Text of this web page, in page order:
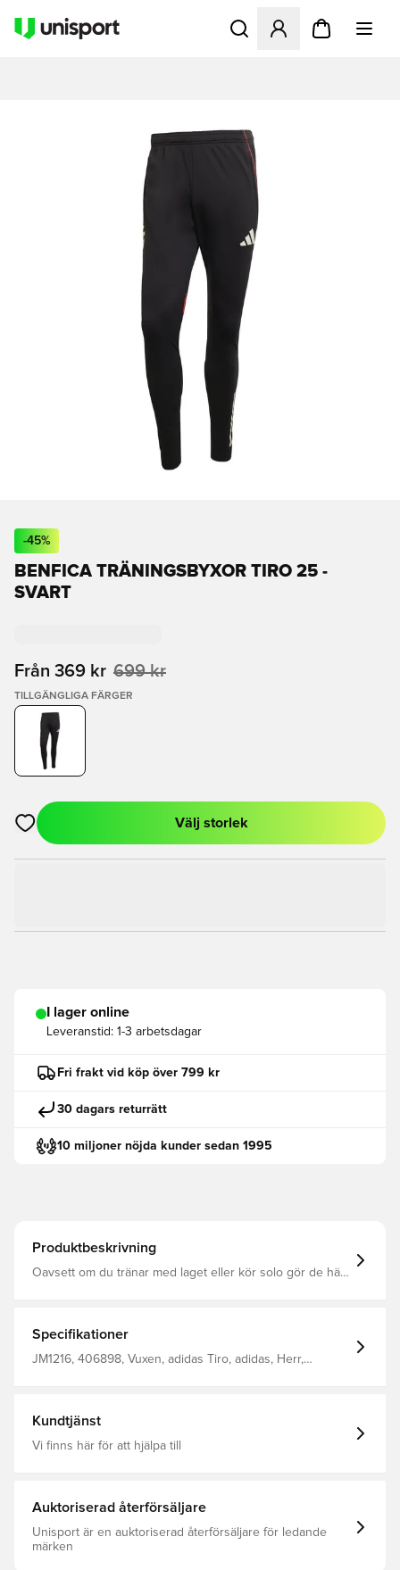
Öppnar en Modal för att
-45%
BENFICA TRÄNINGSBYXOR TIRO 25 -
SVART
Från 369 kr 699 kr
TILLGÄNGLIGA FÄRGER
Öppnar en Modal för att logga in eller registrera dig som
Välj storlek
I lager online
Leveranstid: 1-3 arbetsdagar
Fri frakt vid köp över 799 kr
30 dagars returrätt
10 miljoner nöjda kunder sedan 1995
Produktbeskrivning
Oavsett om du tränar med laget eller kör solo gör de här
AEROREADY hindrar fukt från att sinka dig. Ett
värmeapplicerat klubbemblem ger fotbollsinspiration.
Smal passform Elastisk midja med dragsko
Benfica-emblem
Specifikationer
JM1216, 406898, Vuxen, adidas Tiro, adidas, Herr,
Kundtjänst
Vi finns här för att hjälpa till
Auktoriserad återförsäljare
Unisport är en auktoriserad återförsäljare för ledande
märken